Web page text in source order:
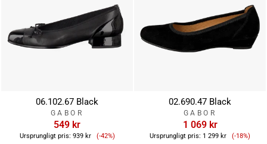
06.102.67 Black
GABOR
549 kr
Ursprungligt pris: 939 kr Reapris
(-42%)
02.690.47 Black
GABOR
1 069 kr
Ursprungligt pris: 1 299 kr Reapris
(-18%)